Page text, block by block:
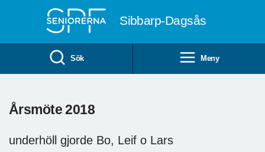
Sibbarp-Dagsås
Sök Meny
Årsmöte 2018
underhöll gjorde Bo, Leif o Lars